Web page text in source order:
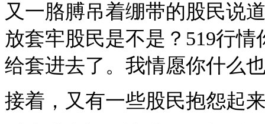
又一胳膊吊着绷带的股民说
放套牢股民是不是？519行
给套进去了。我情愿你什么
接着，又有一些股民抱怨起